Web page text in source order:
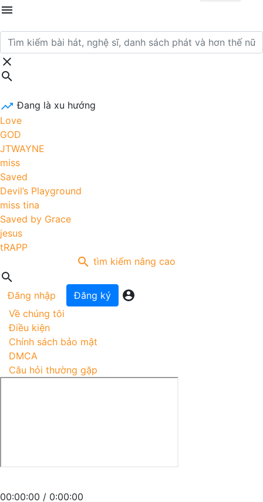
Đang là xu hướng
Love
GOD
JTWAYNE
miss
Saved
Devil’s Playground
miss tina
Saved by Grace
jesus
tRAPP
tìm kiếm nâng cao
Đăng nhập
Đăng ký
Về chúng tôi
Điều kiện
Chính sách bảo mật
DMCA
Câu hỏi thường gặp
00:00:00 / 0:00:00